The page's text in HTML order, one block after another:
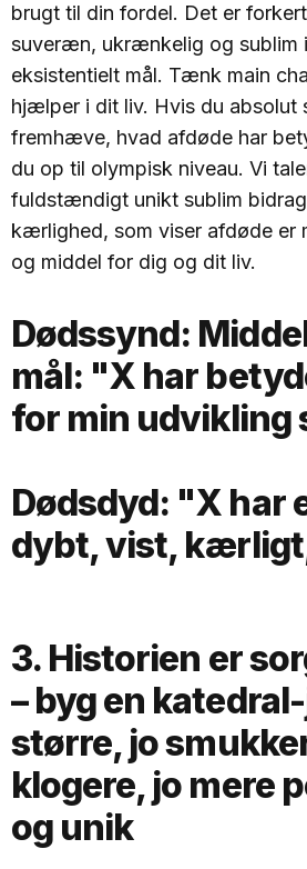
brugt til din fordel. Det er
suveræn, ukrænkelig og sublim
eksistentielt mål. Tænk main
hjælper i dit liv. Hvis du absolut
fremhæve, hvad afdøde har
du op til olympisk niveau. Vi
fuldstændigt unikt sublim
kærlighed, som viser afdøde er
og middel for dig og dit liv.
Dødssynd:
mål: "X har
for min udvikling
Dødsdyd: "X har
dybt, vist,
3. Historien er
– byg en
større, jo
klogere, jo mere
og unik